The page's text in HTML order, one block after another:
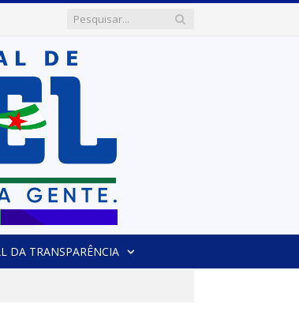
DA TRANSPARÊNCIA